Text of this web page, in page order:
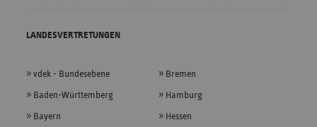
LANDESVERTRETUNGEN
vdek - Bundesebene
Baden-Württemberg
Bayern
Bremen
Hamburg
Hessen